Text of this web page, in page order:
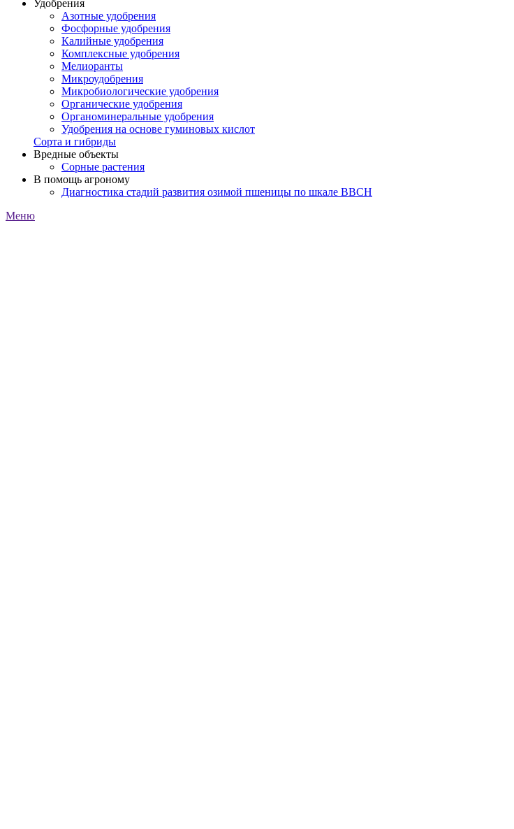
Удобрения
Азотные удобрения
Фосфорные удобрения
Калийные удобрения
Комплексные удобрения
Мелиоранты
Микроудобрения
Микробиологические удобрения
Органические удобрения
Органоминеральные удобрения
Удобрения на основе гуминовых кислот
Сорта и гибриды
Вредные объекты
Сорные растения
В помощь агроному
Диагностика стадий развития озимой пшеницы по шкале ВВСН
Меню